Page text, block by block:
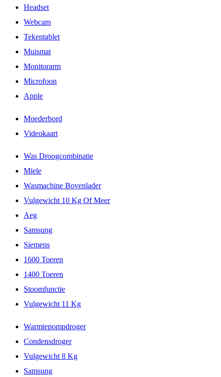
Headset
Webcam
Tekentablet
Muismat
Monitorarm
Microfoon
Apple
Moederbord
Videokaart
Was Droogcombinatie
Miele
Wasmachine Bovenlader
Vulgewicht 10 Kg Of Meer
Aeg
Samsung
Siemens
1600 Toeren
1400 Toeren
Stoomfunctie
Vulgewicht 11 Kg
Warmtepompdroger
Condensdroger
Vulgewicht 8 Kg
Samsung